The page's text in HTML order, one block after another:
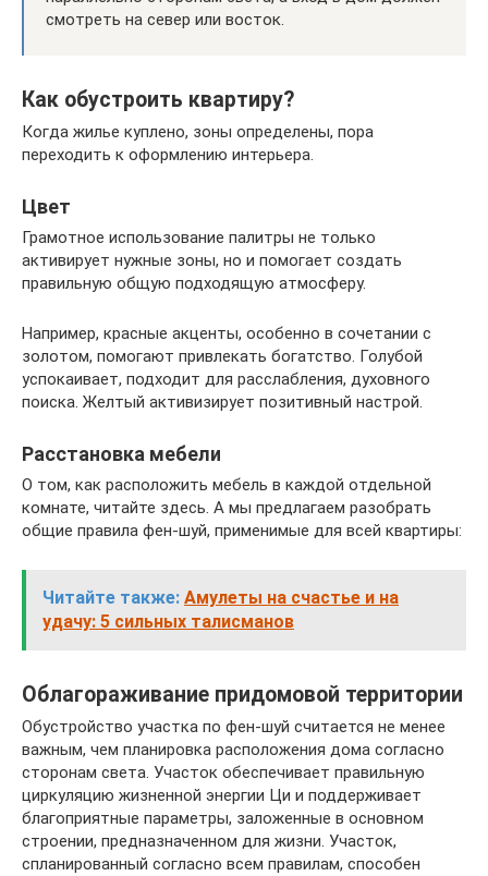
смотреть на север или восток.
Как обустроить квартиру?
Когда жилье куплено, зоны определены, пора
переходить к оформлению интерьера.
Цвет
Грамотное использование палитры не только
активирует нужные зоны, но и помогает создать
правильную общую подходящую атмосферу.
Например, красные акценты, особенно в сочетании с
золотом, помогают привлекать богатство. Голубой
успокаивает, подходит для расслабления, духовного
поиска. Желтый активизирует позитивный настрой.
Расстановка мебели
О том, как расположить мебель в каждой отдельной
комнате, читайте здесь. А мы предлагаем разобрать
общие правила фен-шуй, применимые для всей квартиры:
Читайте также: Амулеты на счастье и на
удачу: 5 сильных талисманов
Облагораживание придомовой территории
Обустройство участка по фен-шуй считается не менее
важным, чем планировка расположения дома согласно
сторонам света. Участок обеспечивает правильную
циркуляцию жизненной энергии Ци и поддерживает
благоприятные параметры, заложенные в основном
строении, предназначенном для жизни. Участок,
спланированный согласно всем правилам, способен